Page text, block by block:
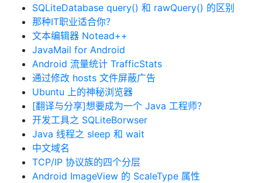
SQLiteDatabase query() 和 rawQuery() 的区别
那种IT职业适合你？
文本编辑器 Notead++
JavaMail for Android
Android 流量统计 TrafficStats
通过修改 hosts 文件屏蔽广告
Ubuntu 上的神秘浏览器
[翻译与分享]想要成为一个 Java 工程师？
开发工具之 SQLiteBorwser
Java 线程之 sleep 和 wait
中文域名
TCP/IP 协议族的四个分层
Android ImageView 的 ScaleType 属性